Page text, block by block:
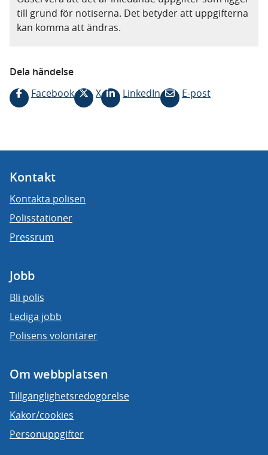
till grund för notiserna. Det betyder att uppgifterna
kan komma att ändras.
Dela händelse
Facebook
X LinkedIn E-post
Kontakt
Kontakta polisen
Polisstationer
Pressrum
Jobb
Bli polis
Lediga jobb
Polisens volontärer
Om webbplatsen
Tillgänglighetsredogörelse
Kakor/cookies
Personuppgifter